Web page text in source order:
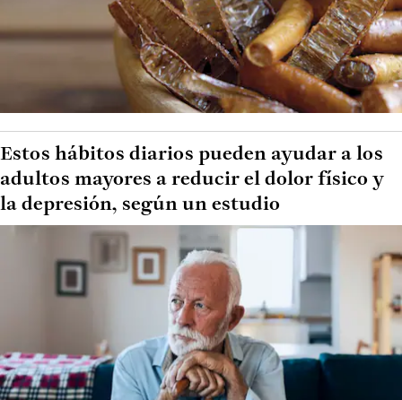
Estos hábitos diarios pueden ayudar a los
adultos mayores a reducir el dolor físico y
la depresión, según un estudio